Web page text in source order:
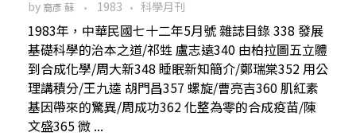
by 裔彥 蘇 1983 科學月刊
1983年，中華民國七十二年5月號 雜誌目錄 338 發展
基礎科學的治本之道/祁甡 盧志遠340 由柏拉圖五立體
到合成化學/周大新348 睡眠新知簡介/鄭瑞棠352 用公
理講積分/王九逵 胡門昌357 螺旋/曹亮吉360 肌紅素
基因帶來的驚異/周成功362 化整為零的合成疫苗/陳
文盛365 微 ...